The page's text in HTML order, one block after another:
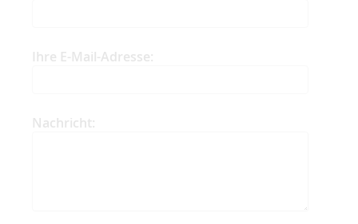
Ihre E-Mail-Adresse:
Nachricht: